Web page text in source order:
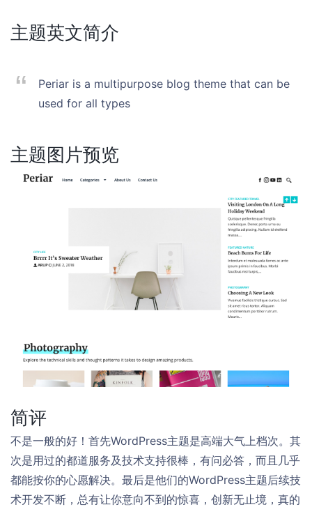
主题英文简介
Periar is a multipurpose blog theme that can be
used for all types
主题图片预览
简评
不是一般的好！首先WordPress主题是高端大气上档次。其
次是用过的都道服务及技术支持很棒，有问必答，而且几乎
都能按你的心愿解决。最后是他们的WordPress主题后续技
术开发不断，总有让你意向不到的惊喜，创新无止境，真的